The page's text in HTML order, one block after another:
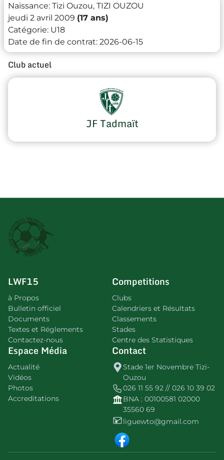
Naissance: Tizi Ouzou, TIZI OUZOU
jeudi 2 avril 2009 (17 ans)
Catégorie: U18
Date de fin de contrat: 2026-06-15
Club actuel
JF Tadmaït
LWF15
à Propos
Bulletin officiel
Documents
Textes et Réglements
Contactez-nous
Competitions
Clubs
Calendriers et Résultats
Classements
Stades
Centre des Statistiques
Espace Média
Actualité
Vidéos
Photos
Accreditations
Contact
Stade 1er Novembre Tizi-
Ouzou
026 11 55 92 // 026 10 39 02
BNA : 00100581 02000
35560 69
liguewto@gmail.com